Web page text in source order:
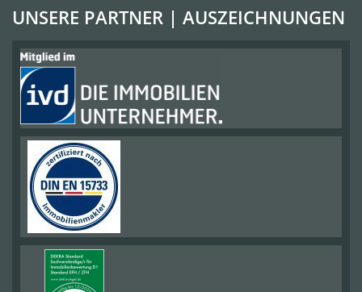
UNSERE PARTNER | AUSZEICHNUNGEN